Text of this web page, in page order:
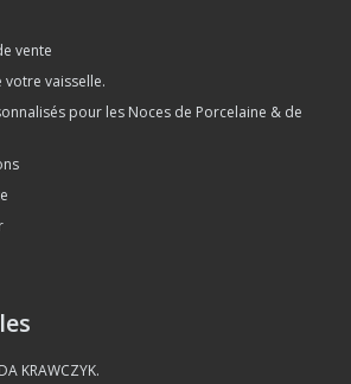
vente
votre vaisselle.
pour les Noces de Porcelaine & de
KRAWCZYK.